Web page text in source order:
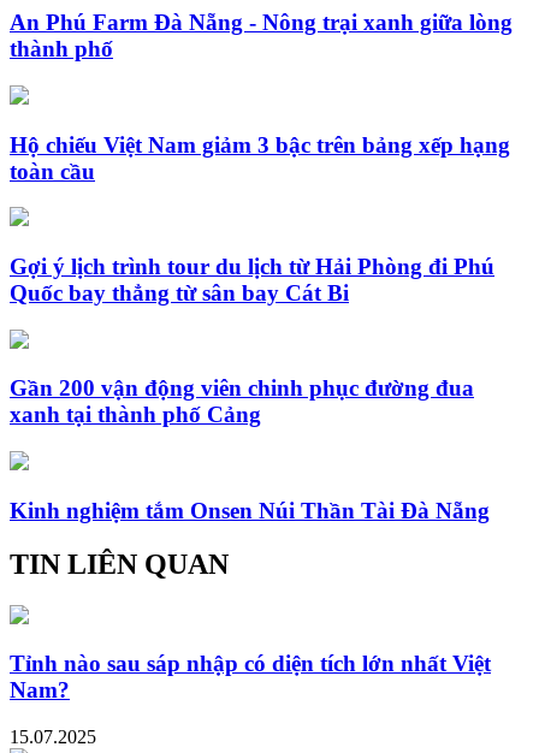
An Phú Farm Đà Nẵng - Nông trại xanh giữa lòng
thành phố
Hộ chiếu Việt Nam giảm 3 bậc trên bảng xếp hạng
toàn cầu
Gợi ý lịch trình tour du lịch từ Hải Phòng đi Phú
Quốc bay thẳng từ sân bay Cát Bi
Gần 200 vận động viên chinh phục đường đua
xanh tại thành phố Cảng
Kinh nghiệm tắm Onsen Núi Thần Tài Đà Nẵng
TIN LIÊN QUAN
Tỉnh nào sau sáp nhập có diện tích lớn nhất Việt
Nam?
15.07.2025